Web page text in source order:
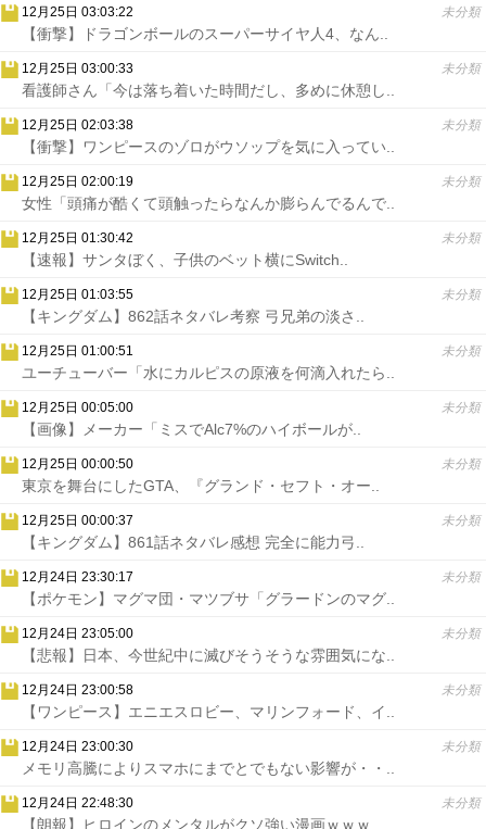
12月25日 03:03:22 未分類
【衝撃】ドラゴンボールのスーパーサイヤ人4、なん..
12月25日 03:00:33 未分類
看護師さん「今は落ち着いた時間だし、多めに休憩し..
12月25日 02:03:38 未分類
【衝撃】ワンピースのゾロがウソップを気に入ってい..
12月25日 02:00:19 未分類
女性「頭痛が酷くて頭触ったらなんか膨らんでるんで..
12月25日 01:30:42 未分類
【速報】サンタぼく、子供のベット横にSwitch..
12月25日 01:03:55 未分類
【キングダム】862話ネタバレ考察 弓兄弟の淡さ..
12月25日 01:00:51 未分類
ユーチューバー「水にカルピスの原液を何滴入れたら..
12月25日 00:05:00 未分類
【画像】メーカー「ミスでAlc7%のハイボールが..
12月25日 00:00:50 未分類
東京を舞台にしたGTA、『グランド・セフト・オー..
12月25日 00:00:37 未分類
【キングダム】861話ネタバレ感想 完全に能力弓..
12月24日 23:30:17 未分類
【ポケモン】マグマ団・マツブサ「グラードンのマグ..
12月24日 23:05:00 未分類
【悲報】日本、今世紀中に滅びそうそうな雰囲気にな..
12月24日 23:00:58 未分類
【ワンピース】エニエスロビー、マリンフォード、イ..
12月24日 23:00:30 未分類
メモリ高騰によりスマホにまでとでもない影響が・・..
12月24日 22:48:30 未分類
【朗報】ヒロインのメンタルがクソ強い漫画ｗｗｗ..